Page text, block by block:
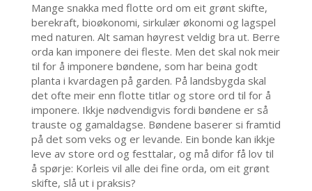
Mange snakka med flotte ord om eit grønt skifte,
berekraft, bioøkonomi, sirkulær økonomi og lagspel
med naturen. Alt saman høyrest veldig bra ut. Berre
orda kan imponere dei fleste. Men det skal nok meir
til for å imponere bøndene, som har beina godt
planta i kvardagen på garden. På landsbygda skal
det ofte meir enn flotte titlar og store ord til for å
imponere. Ikkje nødvendigvis fordi bøndene er så
trauste og gamaldagse. Bøndene baserer si framtid
på det som veks og er levande. Ein bonde kan ikkje
leve av store ord og festtalar, og må difor få lov til
å spørje: Korleis vil alle dei fine orda, om eit grønt
skifte, slå ut i praksis?